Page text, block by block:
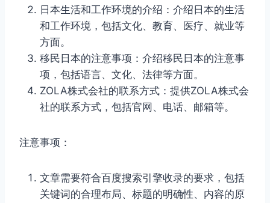
日本生活和工作环境的介绍：介绍日本的生活
和工作环境，包括文化、教育、医疗、就业等
方面。
移民日本的注意事项：介绍移民日本的注意事
项，包括语言、文化、法律等方面。
ZOLA株式会社的联系方式：提供ZOLA株式会
社的联系方式，包括官网、电话、邮箱等。
注意事项：
文章需要符合百度搜索引擎收录的要求，包括
关键词的合理布局、标题的明确性、内容的原